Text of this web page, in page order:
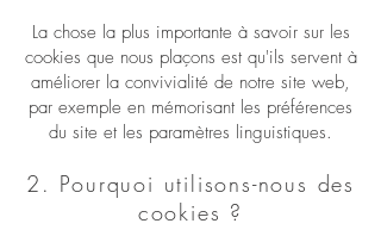
La chose la plus importante à savoir sur les
cookies que nous plaçons est qu'ils servent à
améliorer la convivialité de notre site web,
par exemple en mémorisant les préférences
du site et les paramètres linguistiques.
2. Pourquoi utilisons-nous des
cookies ?